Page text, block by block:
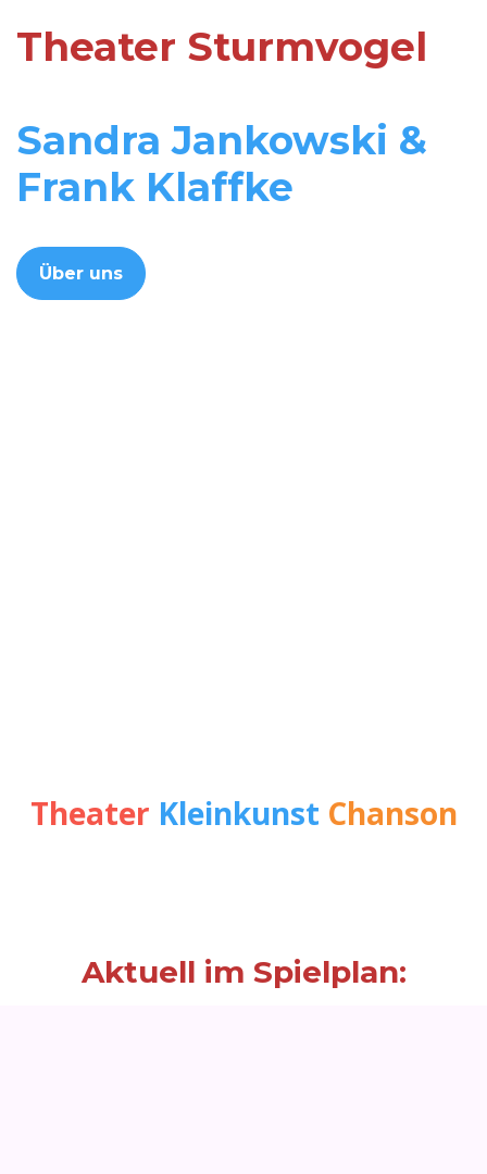
Theater Sturmvogel
Sandra Jankowski &
Frank Klaffke
Über uns
Theater Kleinkunst Chanson
Aktuell im Spielplan: